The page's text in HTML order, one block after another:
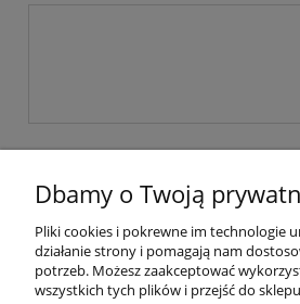
Informacje i
Dbamy o Twoją
Pliki cookies i pokrewne im technologie
działanie strony i pomagają nam
potrzeb. Możesz zaakceptować
wszystkich tych plików i przejść do